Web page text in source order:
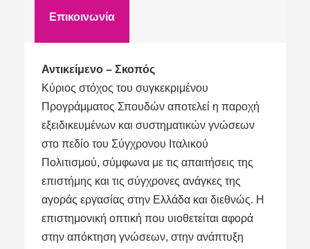
Επικοινωνία
Αντικείμενο – Σκοπός
Κύριος στόχος του συγκεκριμένου
Προγράμματος Σπουδών αποτελεί η παροχή
εξειδικευμένων και συστηματικών γνώσεων
στο πεδίο του Σύγχρονου Ιταλικού
Πολιτισμού, σύμφωνα με τις απαιτήσεις της
επιστήμης και τις σύγχρονες ανάγκες της
αγοράς εργασίας στην Ελλάδα και διεθνώς. Η
επιστημονική οπτική που υιοθετείται αφορά
στην απόκτηση γνώσεων, στην ανάπτυξη